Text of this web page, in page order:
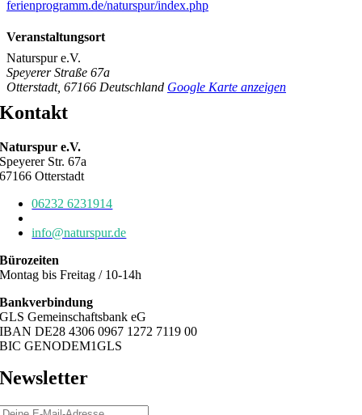
ferienprogramm.de/naturspur/index.php
Veranstaltungsort
Naturspur e.V.
Speyerer Straße 67a
Otterstadt, 67166 Deutschland Google Karte anzeigen
Kontakt
Naturspur e.V.
Speyerer Str. 67a
67166 Otterstadt
06232 6231914
info@naturspur.de
Bürozeiten
Montag bis Freitag / 10-14h
Bankverbindung
GLS Gemeinschaftsbank eG
IBAN DE28 4306 0967 1272 7119 00
BIC GENODEM1GLS
Newsletter